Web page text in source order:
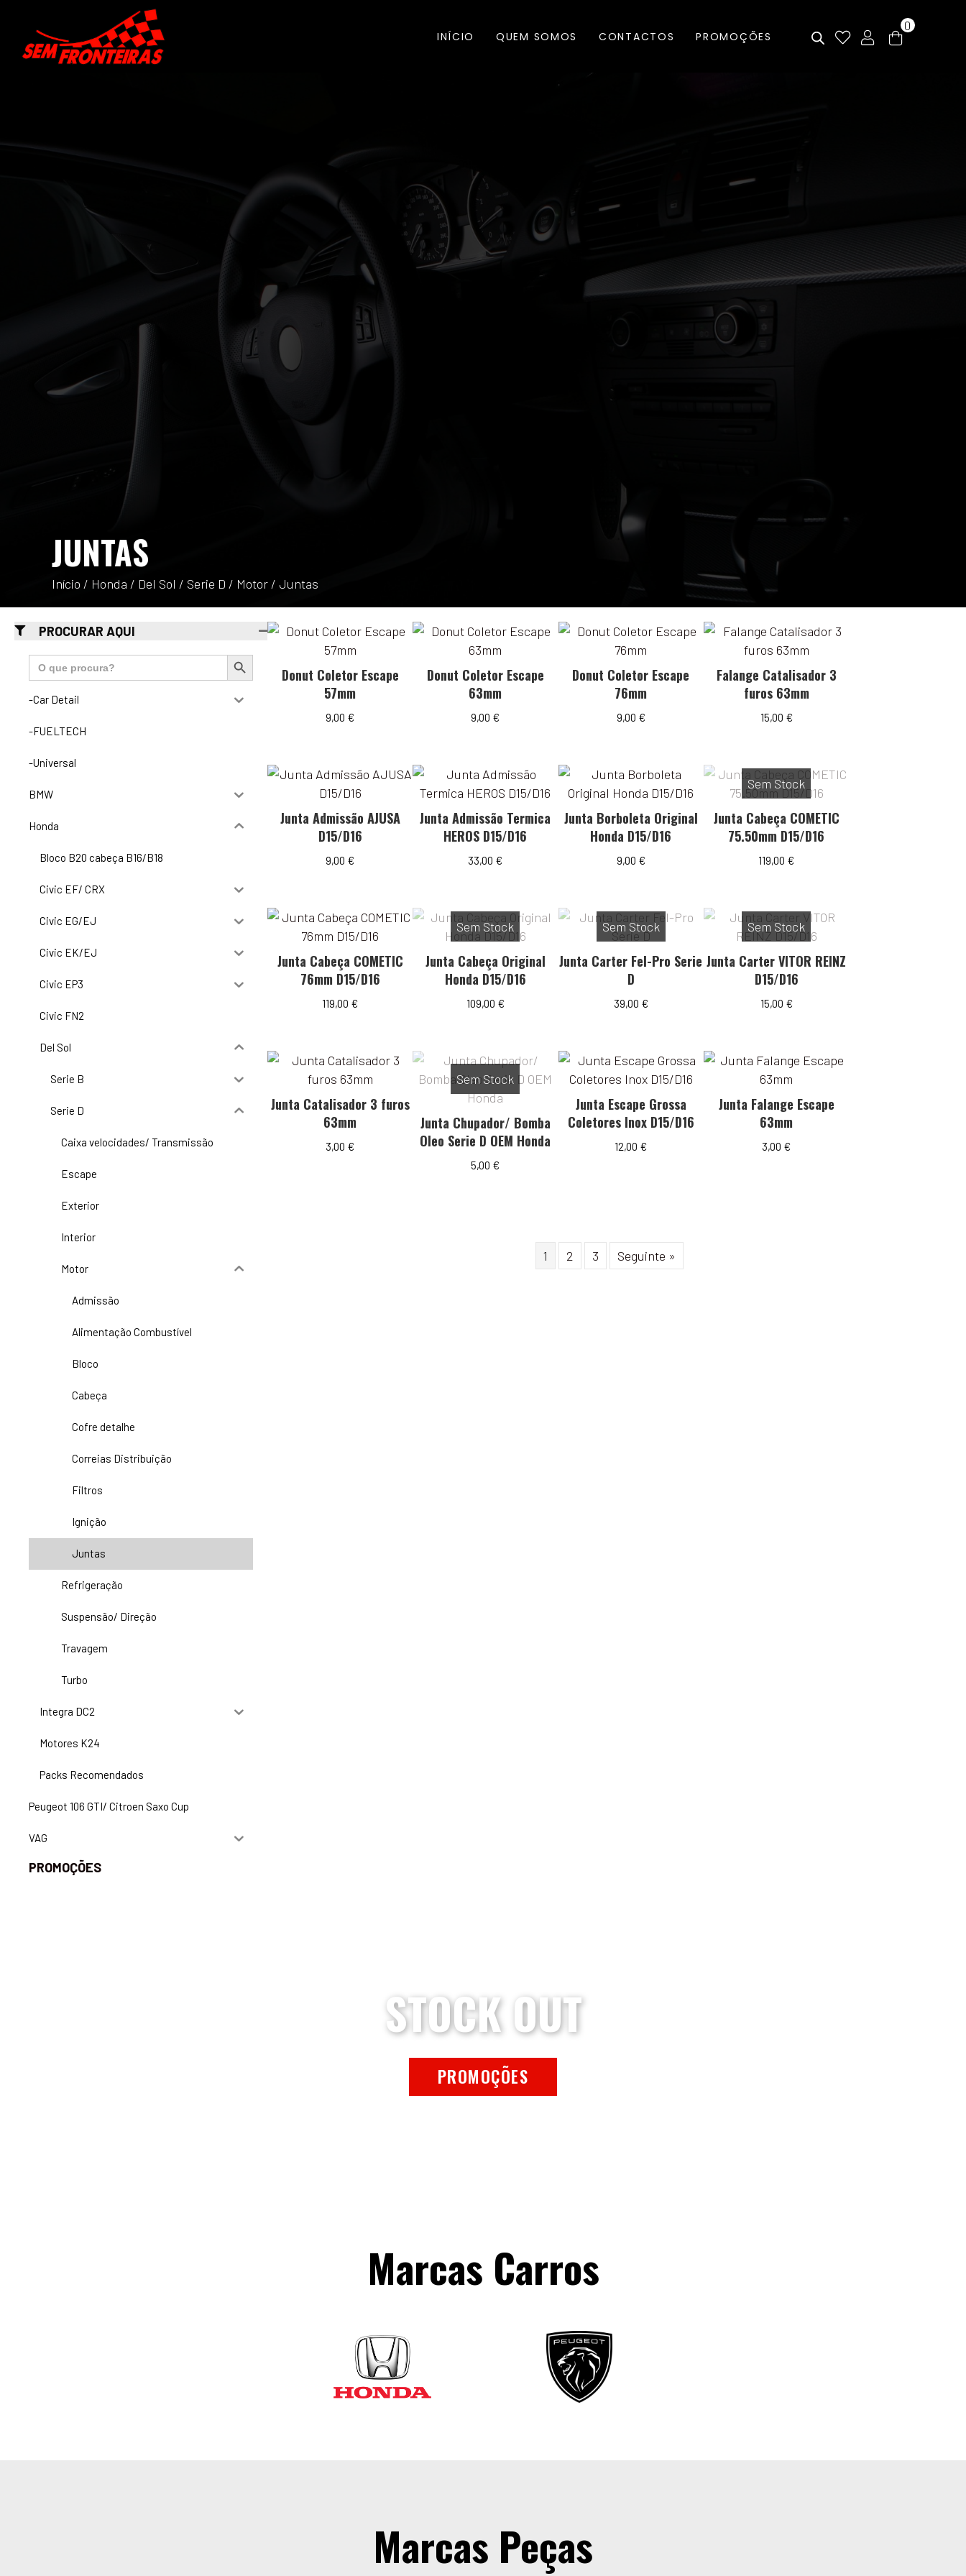
INÍCIO QUEM SOMOS CONTACTOS PROMOÇÕES
0
JUNTAS
Início / Honda / Del Sol / Serie D / Motor / Juntas
PROCURAR AQUI
Search
for:
Search Button
-Car Detail
-FUELTECH
-Universal
BMW
Honda
Bloco B20 cabeça B16/B18
Civic EF/ CRX
Civic EG/EJ
Civic EK/EJ
Civic EP3
Civic FN2
Del Sol
Serie B
Serie D
Caixa velocidades/ Transmissão
Escape
Exterior
Interior
Motor
Admissão
Alimentação Combustível
Bloco
Cabeça
Cofre detalhe
Correias Distribuição
Filtros
Ignição
Juntas
Refrigeração
Suspensão/ Direção
Travagem
Turbo
Integra DC2
Motores K24
Packs Recomendados
Peugeot 106 GTI/ Citroen Saxo Cup
VAG
PROMOÇÕES
Donut Coletor Escape
57mm
9,00 €
Donut Coletor Escape
63mm
9,00 €
Donut Coletor Escape
76mm
9,00 €
Falange Catalisador 3
furos 63mm
15,00 €
Junta Admissão AJUSA
D15/D16
9,00 €
Junta Admissão Termica
HEROS D15/D16
33,00 €
Junta Borboleta Original
Honda D15/D16
9,00 €
Sem Stock
Junta Cabeça COMETIC
75.50mm D15/D16
119,00 €
Junta Cabeça COMETIC
76mm D15/D16
119,00 €
Sem Stock
Junta Cabeça Original
Honda D15/D16
109,00 €
Sem Stock
Junta Carter Fel-Pro Serie
D
39,00 €
Sem Stock
Junta Carter VITOR REINZ
D15/D16
15,00 €
Junta Catalisador 3 furos
63mm
3,00 €
Sem Stock
Junta Chupador/ Bomba
Oleo Serie D OEM Honda
5,00 €
Junta Escape Grossa
Coletores Inox D15/D16
12,00 €
Junta Falange Escape
63mm
3,00 €
1 2 3 Seguinte »
STOCK OUT
PROMOÇÕES
Marcas Carros
Marcas Peças